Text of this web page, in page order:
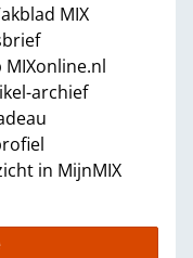
MIX
archief
in MijnMIX